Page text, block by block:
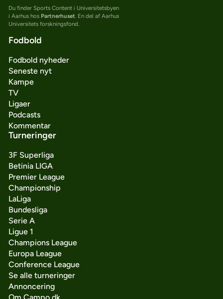
Du finder Sports Content i Universitetsbyen
i Aarhus hos Partnerhuset. En del af Aarhus
Universitets forskningsfond.
Fodbold
Fodbold nyheder
Seneste nyt
Kampe
TV
Ligaer
Podcasts
Kommentar
Turneringer
3F Superliga
Betinia LIGA
Premier League
Championship
LaLiga
Bundesliga
Serie A
Ligue 1
Champions League
Europa League
Conference League
Se alle turneringer
Annoncering